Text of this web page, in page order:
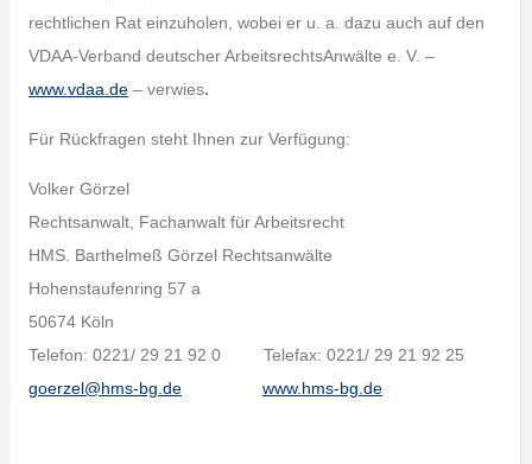
rechtlichen Rat einzuholen, wobei er u. a. dazu auch auf den
VDAA-Verband deutscher ArbeitsrechtsAnwälte e. V. –
www.vdaa.de– verwies.
Für Rückfragen steht Ihnen zur Verfügung:
Volker Görzel
Rechtsanwalt, Fachanwalt für Arbeitsrecht
HMS. Barthelmeß Görzel Rechtsanwälte
Hohenstaufenring 57 a
50674 Köln
Telefon: 0221/ 29 21 92 0 Telefax: 0221/ 29 21 92 25
goerzel@hms-bg.de
www.hms-bg.de